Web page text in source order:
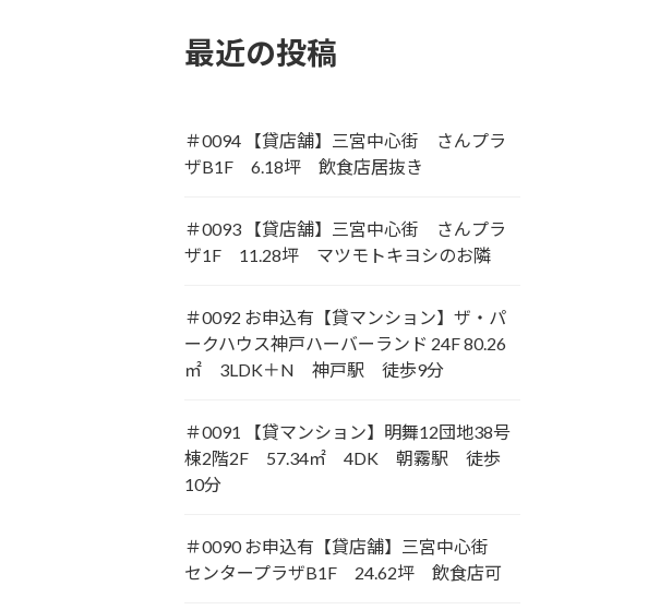
最近の投稿
＃0094 【貸店舗】三宮中心街 さんプラ
ザB1F 6.18坪 飲食店居抜き
＃0093 【貸店舗】三宮中心街 さんプラ
ザ1F 11.28坪 マツモトキヨシのお隣
＃0092 お申込有【貸マンション】ザ・パ
ークハウス神戸ハーバーランド 24F 80.26
㎡ 3LDK＋N 神戸駅 徒歩9分
＃0091 【貸マンション】明舞12団地38号
棟2階2F 57.34㎡ 4DK 朝霧駅 徒歩
10分
＃0090 お申込有【貸店舗】三宮中心街
センタープラザB1F 24.62坪 飲食店可